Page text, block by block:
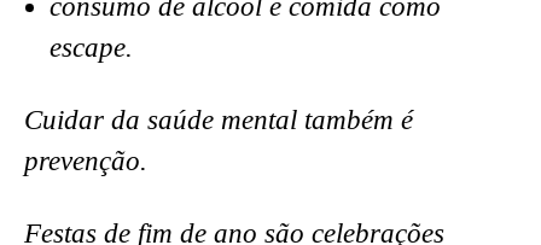
consumo de álcool e comida como
escape.
Cuidar da saúde mental também é
prevenção.
Festas de fim de ano são celebrações